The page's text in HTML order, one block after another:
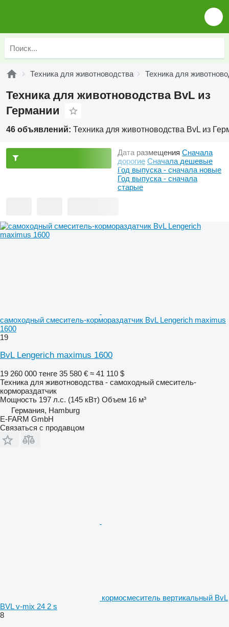
Техника для животноводства Техника для
Техника для животноводства BvL из
Германии
46 объявлений: Техника для животноводства BvL из
Дата размещения Сначала
дорогие Сначала дешевые
Год выпуска - сначала новые
Год выпуска - сначала
старые
самоходный смеситель-кормораздатчик BvL Lengerich maximus
1600
19
BvL Lengerich maximus 1600
19 260 000 тенге 35 580 € ≈ 41 110 $
Техника для животноводства - самоходный смеситель-
кормораздатчик
Мощность 197 л.с. (145 кВт) Объем 16 м³
Германия, Hamburg
E-FARM GmbH
Связаться с продавцом
кормосмеситель вертикальный BvL
BVL v-mix 24 2 s
8